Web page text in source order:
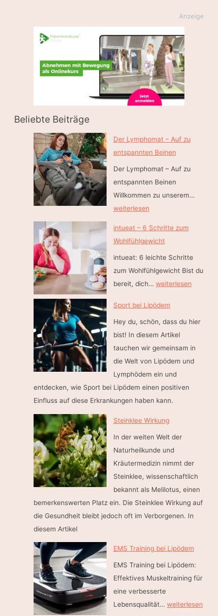
Anzeige
Beliebte Beiträge
Der Lymphomat – Auf zu
entspannten Beinen
Der Lymphomat – Auf zu
entspannten Beinen
Willkommen zu unserem…
p
a
B
i
weiterlesen
intueat – 6 Schritte zum
Wohlfühlgewicht
intueat: 6 leichte Schritte
zum Wohlfühlgewicht Bist du
bereit, dich… i
t
u
e
a
t
–
6
S
r
i
t
t
e
z
u
W
weiterlesen
Sport bei Lipödem
Hey du, schön, dass du hier
bist! In diesem Artikel
tauchen wir gemeinsam in
die Welt von Lipödem und
Lymphödem ein und
entdecken, wie Sport bei Lipödem einen positiven
Einfluss auf diese Erkrankungen haben kann.
Steinklee Wirkung
In der weiten Welt der
Naturheilkunde und
Kräutermedizin nimmt der
Steinklee, wissenschaftlich
bekannt als Melilotus, einen
bemerkenswerten Platz ein. Die Steinklee Wirkung auf
die Gesundheit bleibt jedoch oft im Verborgenen. In
diesem Artikel
EMS Training bei Lipödem
EMS Training bei Lipödem:
Effektives Muskeltraining für
eine verbesserte
Lebensqualität… E
weiterlesen